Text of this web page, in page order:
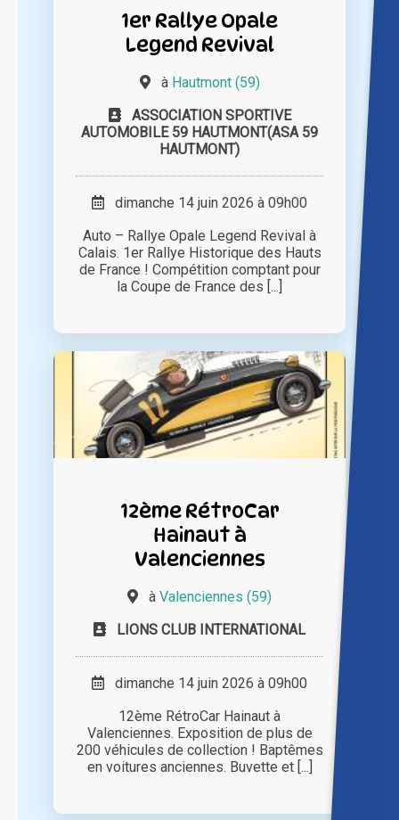
1er Rallye Opale
Legend Revival
à Hautmont (59)
ASSOCIATION SPORTIVE
AUTOMOBILE 59 HAUTMONT(ASA 59
HAUTMONT)
dimanche 14 juin 2026 à 09h00
Auto – Rallye Opale Legend Revival à
Calais. 1er Rallye Historique des Hauts
de France ! Compétition comptant pour
la Coupe de France des [...]
12ème RétroCar
Hainaut à
Valenciennes
à Valenciennes (59)
LIONS CLUB INTERNATIONAL
dimanche 14 juin 2026 à 09h00
12ème RétroCar Hainaut à
Valenciennes. Exposition de plus de
200 véhicules de collection ! Baptêmes
en voitures anciennes. Buvette et [...]